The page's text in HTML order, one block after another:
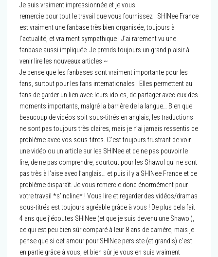
Je suis vraiment impressionnée et je vous
remercie pour tout le travail que vous fournissez ! SHINee France
est vraiment une fanbase très bien organisée, toujours à
l’actualité, et vraiment sympathique ! J’ai rarement vu une
fanbase aussi impliquée. Je prends toujours un grand plaisir à
venir lire les nouveaux articles ~
Je pense que les fanbases sont vraiment importante pour les
fans, surtout pour les fans internationales ! Elles permettent au
fans de garder un lien avec leurs idoles, de partager avec eux des
moments importants, malgré la barrière de la langue… Bien que
beaucoup de vidéos soit sous-titrés en anglais, les traductions
ne sont pas toujours très claires, mais je n’ai jamais ressentis ce
problème avec vos sous-titres. C’est toujours frustrant de voir
une vidéo ou un article sur les SHINee et de ne pas pouvoir le
lire, de ne pas comprendre, sourtout pour les Shawol qui ne sont
pas très à l’aise avec l’anglais… et puis il y a SHINee France et ce
problème disparaît. Je vous remercie donc énormément pour
votre travail *s’incline* ! Vous lire et regarder des vidéos/dramas
sous-titrés est toujours agréable grâce à vous ! De plus cela fait
4 ans que j’écoutes SHINee (et que je suis devenu une Shawol),
ce qui est peu bien sûr comparé à leur 8 ans de carrière, mais je
pense que si cet amour pour SHINee persiste (et grandis) c’est
en partie grâce à vous, et bien sûr je vous en suis vraiment